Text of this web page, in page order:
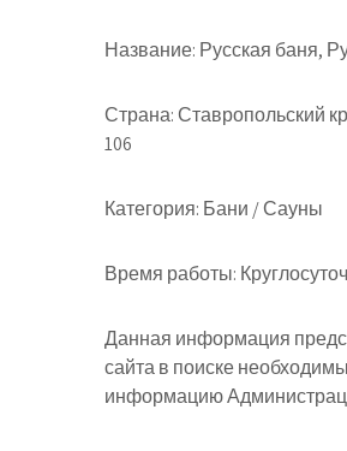
Название: Русская баня,
Страна:Ставропольский
106
Категория: Бани / Сауны
Время работы:
Данная информация
сайта в поиске
информацию